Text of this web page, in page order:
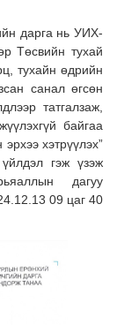
дарга нь УИХ-
Төсвийн тухай
тухайн өдрийн
санал өгсөн
татгалзаж,
байгаа
хэтрүүлэх”
гэж үзэж
дагуу
09 цаг 40